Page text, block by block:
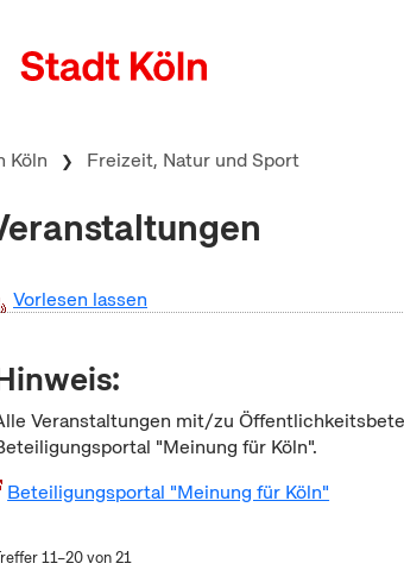
Köln Freizeit, Natur und Sport
Vorlesen lassen
Veranstaltungen mit/zu
"Meinung für Köln".
Beteiligungsportal "Meinung für Köln"
11–20 von 21